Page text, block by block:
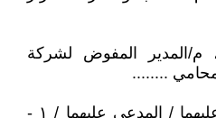
م/المدير المفوض لشركة
........
المميز عليهما / المستأنف عليهما / المدعى عليهما / ۱ -